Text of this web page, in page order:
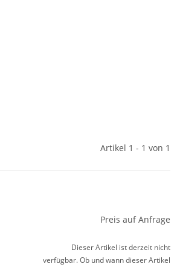
Artikel 1 - 1 von 1
Preis auf Anfrage
Dieser Artikel ist derzeit nicht
verfügbar. Ob und wann dieser Artikel